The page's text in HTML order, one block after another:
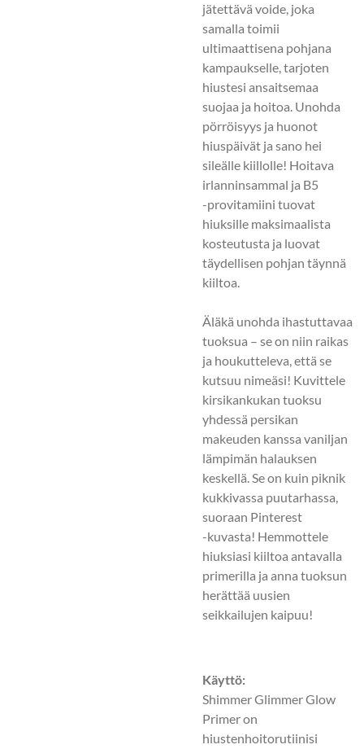
jätettävä voide, joka
samalla toimii
ultimaattisena pohjana
kampaukselle, tarjoten
hiustesi ansaitsemaa
suojaa ja hoitoa. Unohda
pörröisyys ja huonot
hiuspäivät ja sano hei
sileälle kiillolle! Hoitava
irlanninsammal ja B5
-provitamiini tuovat
hiuksille maksimaalista
kosteutusta ja luovat
täydellisen pohjan täynnä
kiiltoa.
Äläkä unohda ihastuttavaa
tuoksua – se on niin raikas
ja houkutteleva, että se
kutsuu nimeäsi! Kuvittele
kirsikankukan tuoksu
yhdessä persikan
makeuden kanssa vaniljan
lämpimän halauksen
keskellä. Se on kuin piknik
kukkivassa puutarhassa,
suoraan Pinterest
-kuvasta! Hemmottele
hiuksiasi kiiltoa antavalla
primerilla ja anna tuoksun
herättää uusien
seikkailujen kaipuu!
Käyttö:
Shimmer Glimmer Glow
Primer on
hiustenhoitorutiinisi